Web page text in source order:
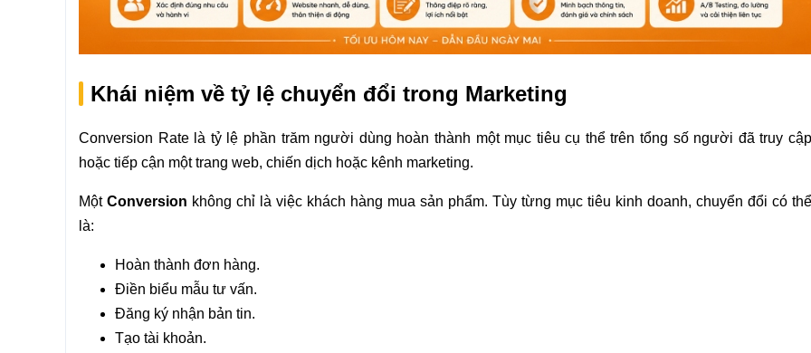
Khái niệm về tỷ lệ chuyển đổi trong Marketing
Conversion Rate là tỷ lệ phần trăm người dùng hoàn thành một mục tiêu cụ thể trên tổng số người đã truy cập
hoặc tiếp cận một trang web, chiến dịch hoặc kênh marketing.
Một Conversion không chỉ là việc khách hàng mua sản phẩm. Tùy từng mục tiêu kinh doanh, chuyển đổi có thể
là:
Hoàn thành đơn hàng.
Điền biểu mẫu tư vấn.
Đăng ký nhận bản tin.
Tạo tài khoản.